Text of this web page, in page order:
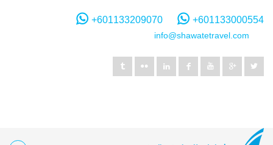
+601133000554
+601133209070
info@shawatetravel.com